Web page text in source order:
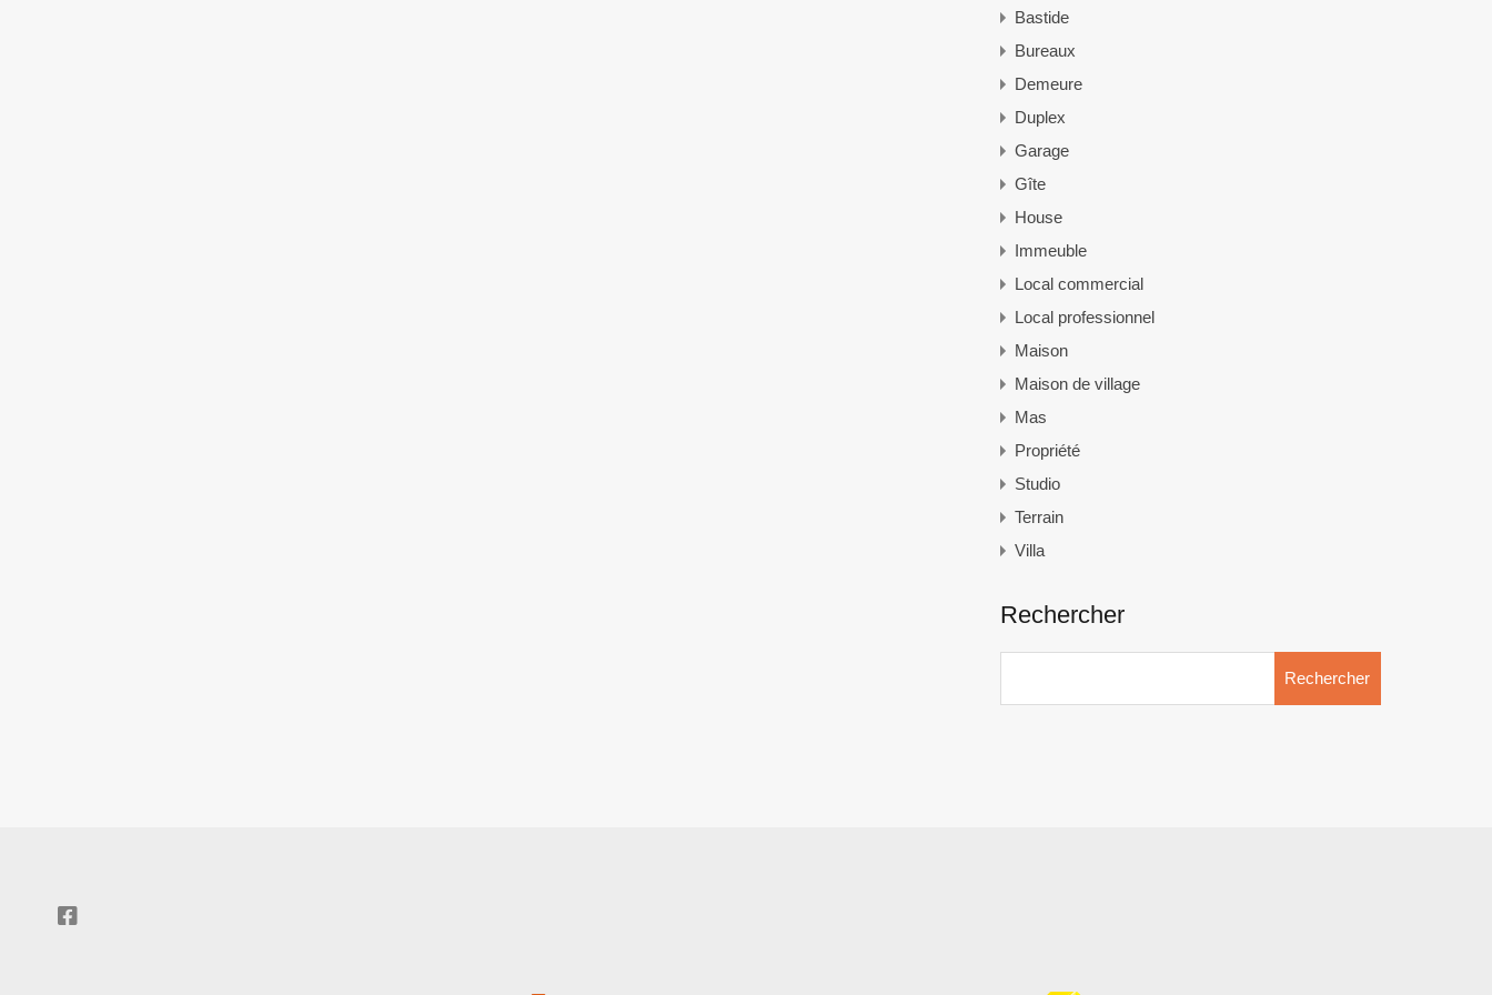
Bastide
Bureaux
Demeure
Duplex
Garage
Gîte
House
Immeuble
Local commercial
Local professionnel
Maison
Maison de village
Mas
Propriété
Studio
Terrain
Villa
Rechercher